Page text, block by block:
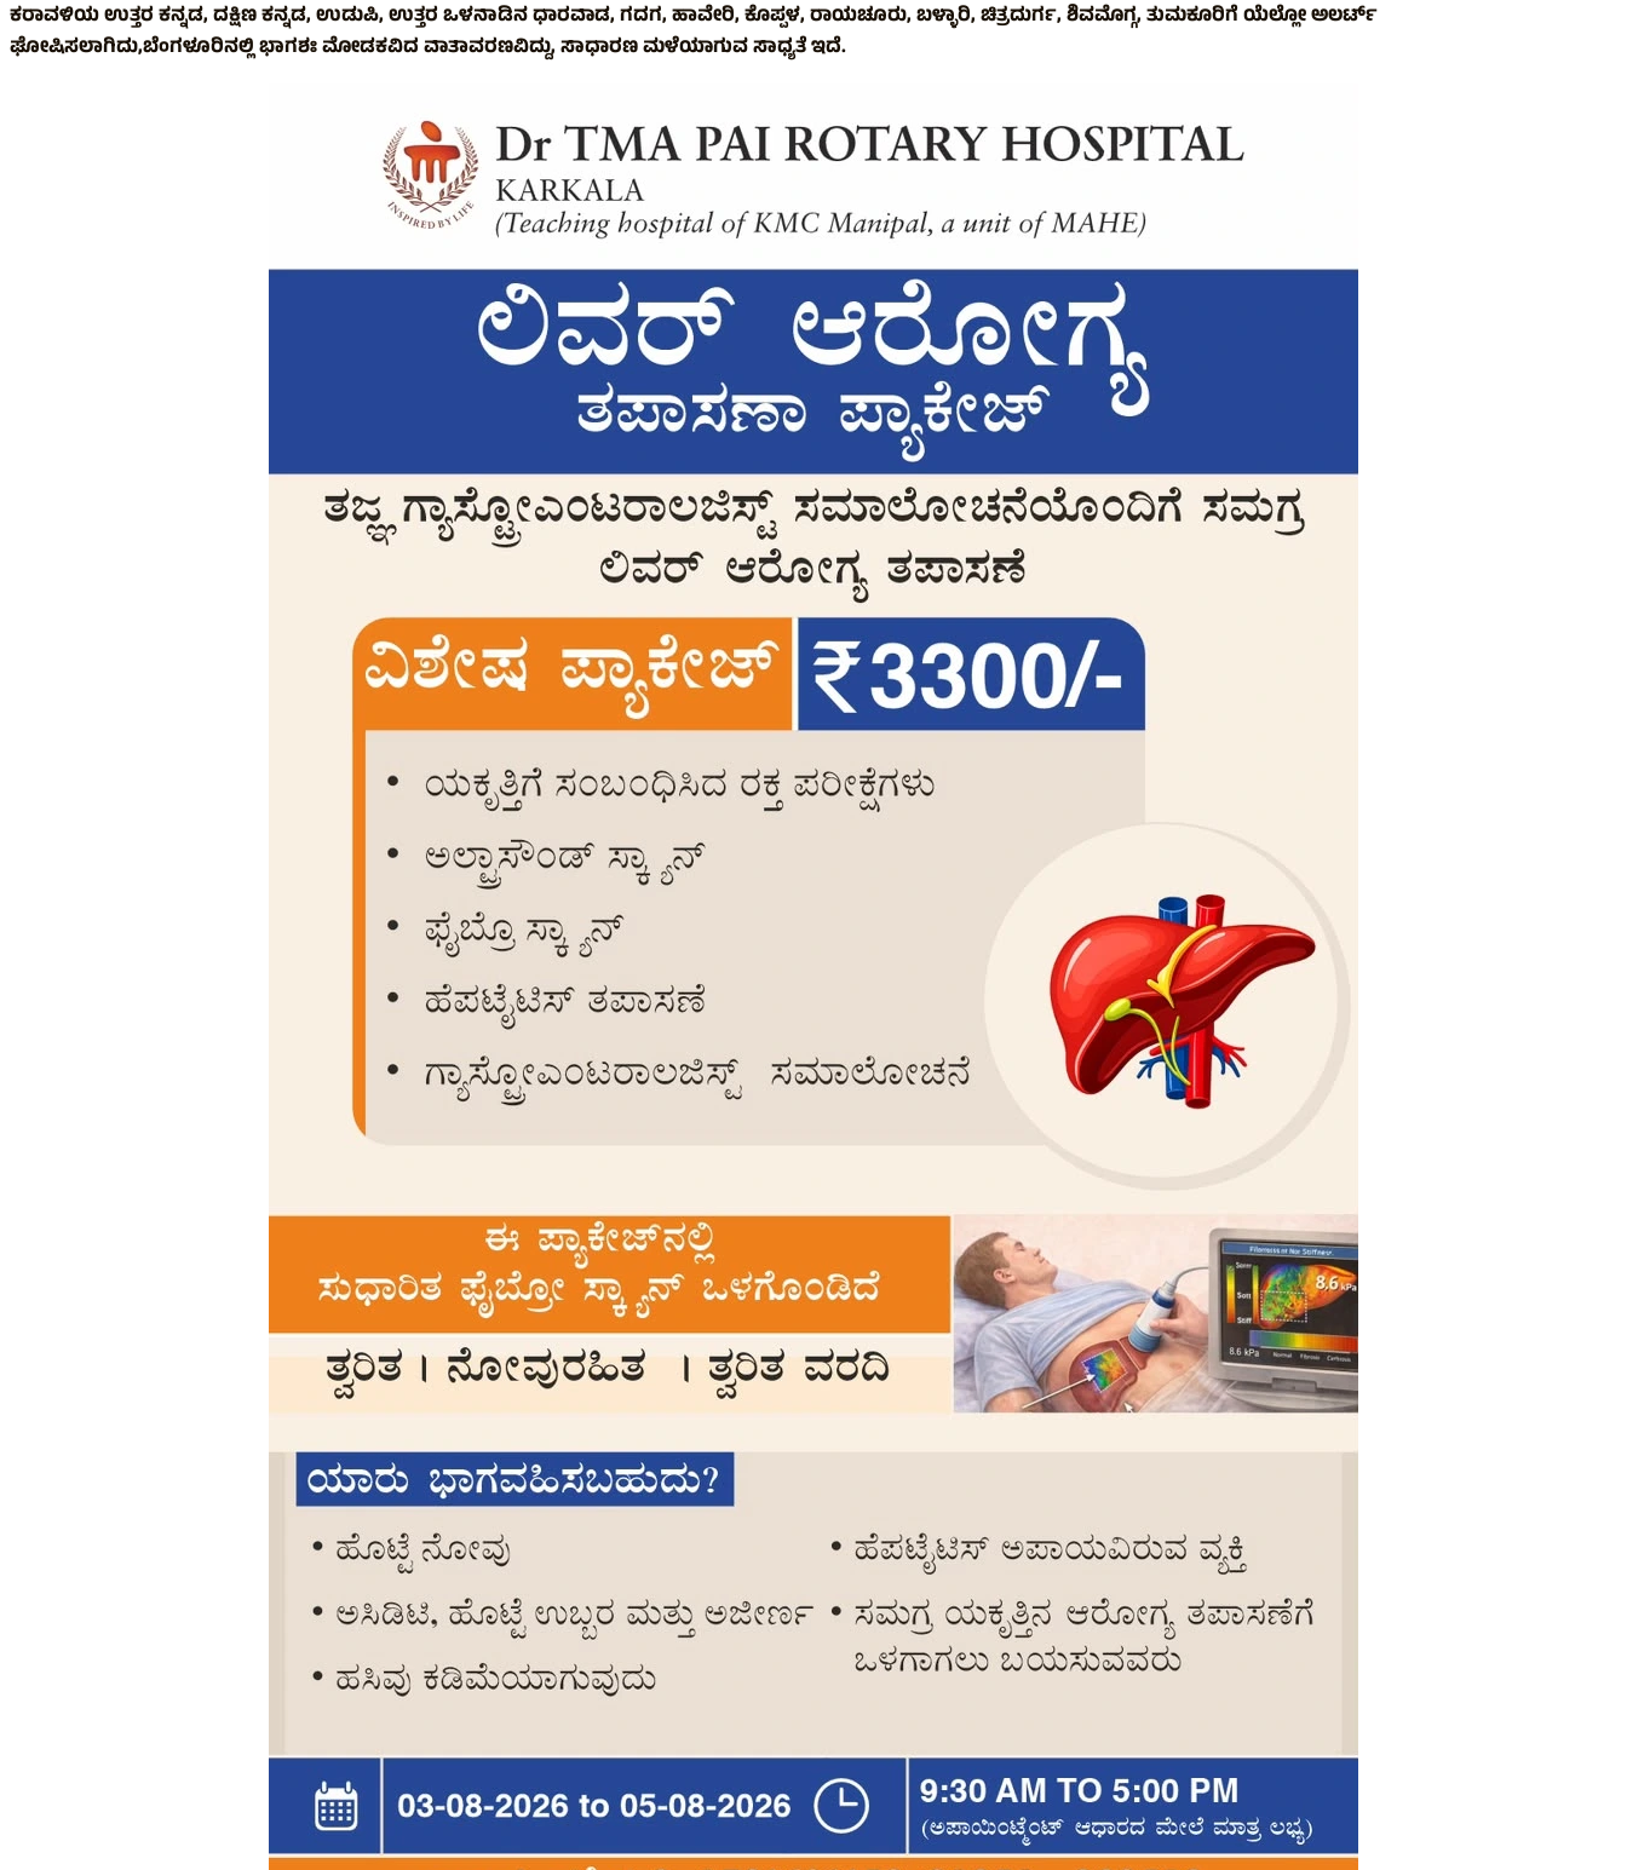
ಕರಾವಳಿಯ ಉತ್ತರ ಕನ್ನಡ, ದಕ್ಷಿಣ ಕನ್ನಡ, ಉಡುಪಿ, ಉತ್ತರ ಒಳನಾಡಿನ ಧಾರವಾಡ, ಗದಗ, ಹಾವೇರಿ, ಕೊಪ್ಪಳ, ರಾಯಚೂರು, ಬಳ್ಳಾರಿ, ಚಿತ್ರದುರ್ಗ, ಶಿವಮೊಗ್ಗ, ತುಮಕೂರಿಗೆ ಯೆಲ್ಲೋ ಅಲರ್ಟ್​
ಘೋಷಿಸಲಾಗಿದು,ಬೆಂಗಳೂರಿನಲ್ಲಿ ಭಾಗಶಃ ಮೋಡಕವಿದ ವಾತಾವರಣವಿದ್ದು, ಸಾಧಾರಣ ಮಳೆಯಾಗುವ ಸಾಧ್ಯತೆ ಇದೆ.